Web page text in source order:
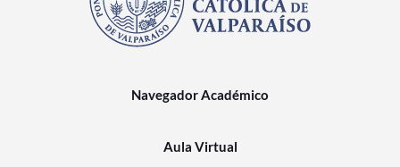
Navegador Académico
Aula Virtual